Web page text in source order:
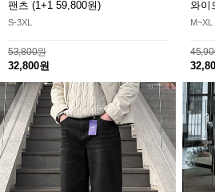
팬츠 (1+1 59,800원)
S-3XL
53,800원
32,800원
와이
M~XL